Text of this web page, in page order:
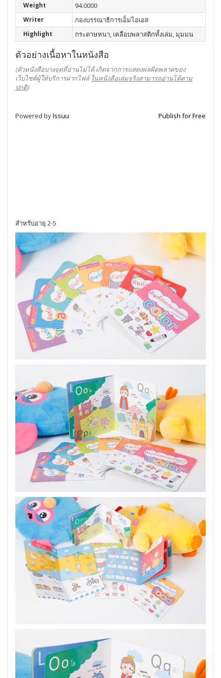
Weight 94.0000
Writer กองบรรณาธิการเอ็มไอเอส
Highlight กระดาษหนา, เคลือบพลาสติกทั้งเล่ม, มุมมน
ตัวอย่างเนื้อหาในหนังสือ
(ตัวหนังสือบางจุดที่อ่านไม่ได้ เกิดจากการแสดงผลผิดพลาดของ
เว็บไซต์ผู้ให้บริการฝากไฟล์ ในหนังสือเล่มจริงสามารถอ่านได้ตาม
ปกติ)
Powered byIssuu Publish for Free
สำหรับอายุ 2-5